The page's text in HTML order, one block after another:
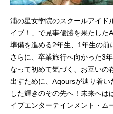
浦の星女学院のスクールアイド
イブ！」で見事優勝を果たした
準備を進める2年生、1年生の前
さらに、卒業旅行へ向かった3
なって初めて気づく、お互いの
出すために、Aqoursが辿り着
した輝きのその先へ！未来へは
イブエンターテインメント・ム